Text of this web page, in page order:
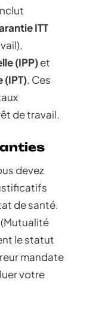
ITT
(IPP)et
(IPT). Ces
de travail.
devez
de santé.
(Mutualité
le statut
mandate
votre